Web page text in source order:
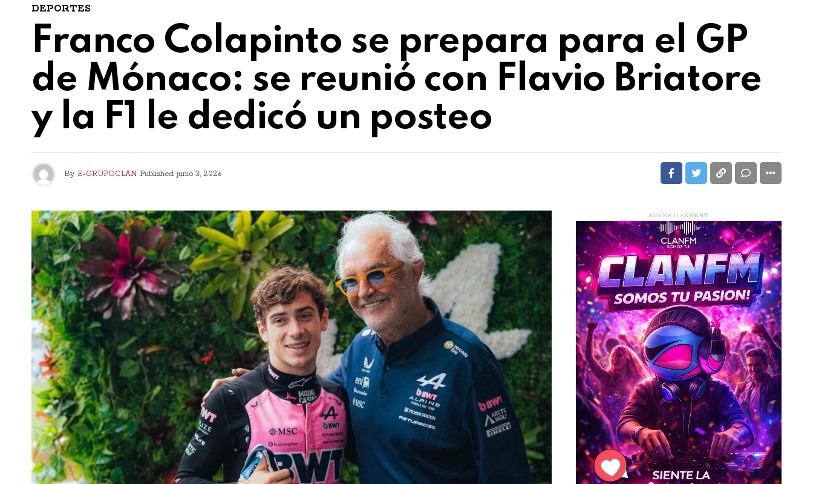
DEPORTES
Franco Colapinto se prepara para el GP
de Mónaco: se reunió con Flavio Briatore
y la F1 le dedicó un posteo
By E-GRUPOCLAN Published junio 3, 2026
ADVERTISEMENT